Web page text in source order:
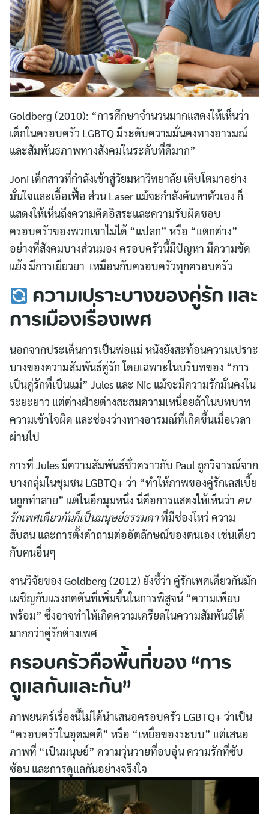
Search
for:
Goldberg (2010): “การศึกษาจำนวนมากแสดงให้เห็นว่า
เด็กในครอบครัว LGBTQ มีระดับความมั่นคงทางอารมณ์
และสัมพันธภาพทางสังคมในระดับที่ดีมาก”
Joni เด็กสาวที่กำลังเข้าสู่วัยมหาวิทยาลัย เติบโตมาอย่าง
มั่นใจและเอื้อเฟื้อ ส่วน Laser แม้จะกำลังค้นหาตัวเอง ก็
แสดงให้เห็นถึงความคิดอิสระและความรับผิดชอบ
ครอบครัวของพวกเขาไม่ได้ “แปลก” หรือ “แตกต่าง”
อย่างที่สังคมบางส่วนมอง ครอบครัวนี้มีปัญหา มีความขัด
แย้ง มีการเยียวยา เหมือนกับครอบครัวทุกครอบครัว
ความเปราะบางของคู่รัก และ
การเมืองเรื่องเพศ
นอกจากประเด็นการเป็นพ่อแม่ หนังยังสะท้อนความเปราะ
บางของความสัมพันธ์คู่รัก โดยเฉพาะในบริบทของ “การ
เป็นคู่รักที่เป็นแม่” Jules และ Nic แม้จะมีความรักมั่นคงใน
ระยะยาว แต่ต่างฝ่ายต่างสะสมความเหนื่อยล้าในบทบาท
ความเข้าใจผิด และช่องว่างทางอารมณ์ที่เกิดขึ้นเมื่อเวลา
ผ่านไป
การที่ Jules มีความสัมพันธ์ชั่วคราวกับ Paul ถูกวิจารณ์จาก
บางกลุ่มในชุมชน LGBTQ+ ว่า “ทำให้ภาพของคู่รักเลสเบี้ย
นถูกทำลาย” แต่ในอีกมุมหนึ่ง นี่คือการแสดงให้เห็นว่า คน
รักเพศเดียวกันก็เป็นมนุษย์ธรรมดาที่มีช่องโหว่ ความ
สับสน และการตั้งคำถามต่ออัตลักษณ์ของตนเอง เช่นเดียว
กับคนอื่นๆ
งานวิจัยของ Goldberg (2012) ยังชี้ว่า คู่รักเพศเดียวกันมัก
เผชิญกับแรงกดดันที่เพิ่มขึ้นในการพิสูจน์ “ความเพียบ
พร้อม” ซึ่งอาจทำให้เกิดความเครียดในความสัมพันธ์ได้
มากกว่าคู่รักต่างเพศ
ครอบครัวคือพื้นที่ของ “การ
ดูแลกันและกัน”
ภาพยนตร์เรื่องนี้ไม่ได้นำเสนอครอบครัว LGBTQ+ ว่าเป็น
“ครอบครัวในอุดมคติ” หรือ “เหยื่อของระบบ” แต่เสนอ
ภาพที่ “เป็นมนุษย์” ความวุ่นวายที่อบอุ่น ความรักที่ซับ
ซ้อน และการดูแลกันอย่างจริงใจ